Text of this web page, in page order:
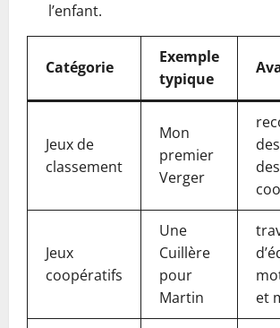
l’enfant.
Catégorie
Exemple
typique
Jeux de
classement
Mon
premier
Verger
Jeux
coopératifs
Une
Cuillère
pour
Martin
et